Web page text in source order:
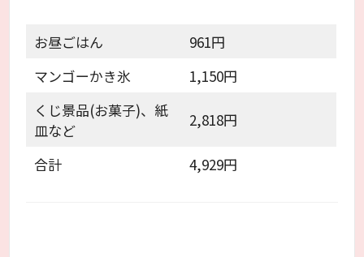
お昼ごはん
961円
マンゴーかき氷
1,150円
くじ景品(お菓子)、紙
皿など
2,818円
合計 4,929円